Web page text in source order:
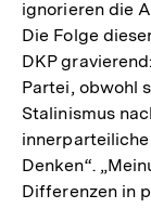
ignorieren die
Die Folge
DKP
Partei, obwohl
Stalinismus
Denken“.
Differenzen in